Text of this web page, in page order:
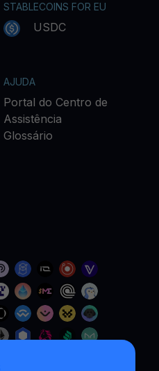
STABLECOINS FOR EU
USDC
AJUDA
Portal do Centro de
Assistência
Glossário